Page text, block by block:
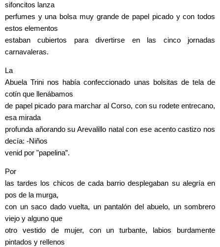
sifoncitos lanza
perfumes y una bolsa muy grande de papel picado y con todos
estos elementos
estaban cubiertos para divertirse en las cinco jornadas
carnavaleras.
La
Abuela Trini nos había confeccionado unas bolsitas de tela de
cotín que llenábamos
de papel picado para marchar al Corso, con su rodete entrecano,
esa mirada
profunda añorando su Arevalillo natal con ese acento castizo nos
decía: -Niños
venid por "papelina”.
Por
las tardes los chicos de cada barrio desplegaban su alegría en
pos de la murga,
con un saco dado vuelta, un pantalón del abuelo, un sombrero
viejo y alguno que
otro vestido de mujer, con un turbante, labios burdamente
pintados y rellenos